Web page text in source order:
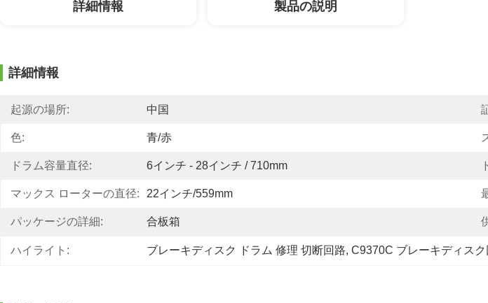
詳細情報 製品の説明
詳細情報
起源の場所: 中国
色: 青/赤
ドラム容量直径: 6インチ - 28インチ / 710mm
マックス ローターの直径: 22インチ/559mm
パッケージの詳細: 合板箱
ハイライト: ブレーキディスク ドラム 修理 切断回路, C9370C ブレーキディス